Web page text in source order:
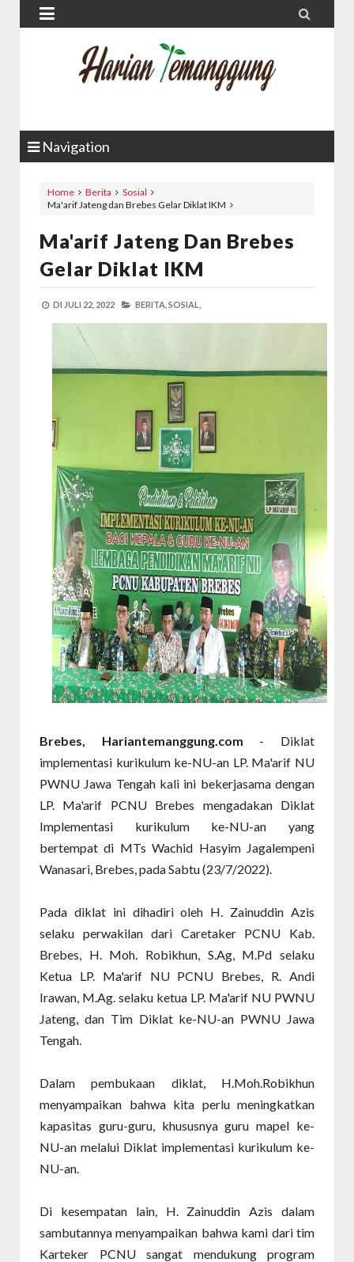
 
Navigation
Home Berita
Sosial
Ma'arif Jateng dan Brebes Gelar Diklat IKM
Ma'arif Jateng Dan Brebes
Gelar Diklat IKM
DI JULI 22, 2022 BERITA, SOSIAL,
Brebes, Hariantemanggung.com - Diklat
implementasi kurikulum ke-NU-an LP. Ma'arif NU
PWNU Jawa Tengah kali ini bekerjasama dengan
LP. Ma'arif PCNU Brebes mengadakan Diklat
Implementasi kurikulum ke-NU-an yang
bertempat di MTs Wachid Hasyim Jagalempeni
Wanasari, Brebes, pada Sabtu (23/7/2022).
Pada diklat ini dihadiri oleh H. Zainuddin Azis
selaku perwakilan dari Caretaker PCNU Kab.
Brebes, H. Moh. Robikhun, S.Ag, M.Pd selaku
Ketua LP. Ma'arif NU PCNU Brebes, R. Andi
Irawan, M.Ag. selaku ketua LP. Ma'arif NU PWNU
Jateng, dan Tim Diklat ke-NU-an PWNU Jawa
Tengah.
Dalam pembukaan diklat, H.Moh.Robikhun
menyampaikan bahwa kita perlu meningkatkan
kapasitas guru-guru, khususnya guru mapel ke-
NU-an melalui Diklat implementasi kurikulum ke-
NU-an.
Di kesempatan lain, H. Zainuddin Azis dalam
sambutannya menyampaikan bahwa kami dari tim
Karteker PCNU sangat mendukung program